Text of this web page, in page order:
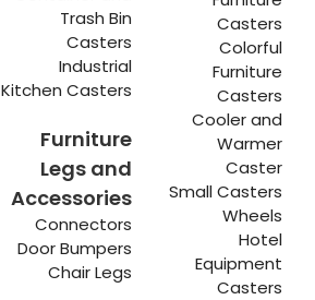
Casters
Colorful
Furniture
Casters
Cooler and
Warmer
Caster
Small Casters
Wheels
Hotel
Equipment
Casters
Trash Bin
Casters
Industrial
Kitchen Casters
Furniture
Legs and
Accessories
Connectors
Door Bumpers
Chair Legs